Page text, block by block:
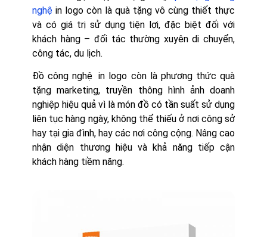
nghệ in logo còn là quà tặng vô cùng thiết thực
và có giá trị sử dụng tiện lợi, đặc biệt đối với
khách hàng – đối tác thường xuyên di chuyển,
công tác, du lịch.
Đồ công nghệ in logo còn là phương thức quà
tặng marketing, truyền thông hình ảnh doanh
nghiệp hiệu quả vì là món đồ có tần suất sử dụng
liên tục hàng ngày, không thể thiếu ở nơi công sở
hay tại gia đình, hay các nơi công cộng. Nâng cao
nhận diện thương hiệu và khả năng tiếp cận
khách hàng tiềm năng.